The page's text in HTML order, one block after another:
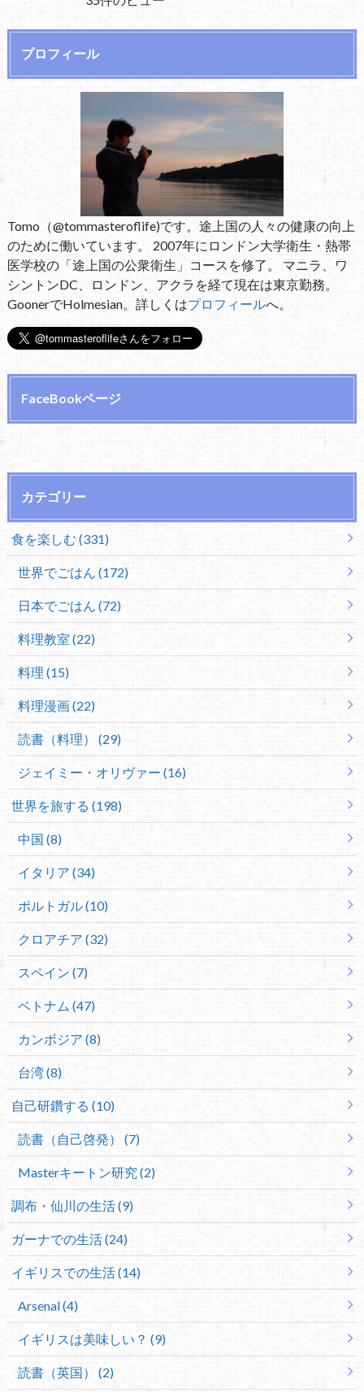
プロフィール
Tomo（@tommasteroflife)です。途上国の人々の健康の向上
のために働いています。 2007年にロンドン大学衛生・熱帯
医学校の「途上国の公衆衛生」コースを修了。 マニラ、ワ
シントンDC、ロンドン、アクラを経て現在は東京勤務。
GoonerでHolmesian。詳しくはプロフィールへ。
FaceBookページ
カテゴリー
食を楽しむ (331)
世界でごはん (172)
日本でごはん (72)
料理教室 (22)
料理 (15)
料理漫画 (22)
読書（料理） (29)
ジェイミー・オリヴァー (16)
世界を旅する (198)
中国 (8)
イタリア (34)
ポルトガル (10)
クロアチア (32)
スペイン (7)
ベトナム (47)
カンボジア (8)
台湾 (8)
自己研鑽する (10)
読書（自己啓発） (7)
Masterキートン研究 (2)
調布・仙川の生活 (9)
ガーナでの生活 (24)
イギリスでの生活 (14)
Arsenal (4)
イギリスは美味しい？ (9)
読書（英国） (2)